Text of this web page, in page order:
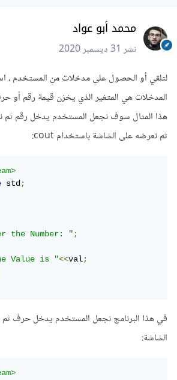
محمد أبو عواد
نشر31 ديسمبر 2020
المدخلات هي المتغير الذي يخزن قيمة رقم أو
ثم نعرضه على الشاشة باستخدام cout:
std;
the Number: ";
Value is "<<val;
في هذا البرنامج نجعل المستخدم يدخل حرف
الشاشة: